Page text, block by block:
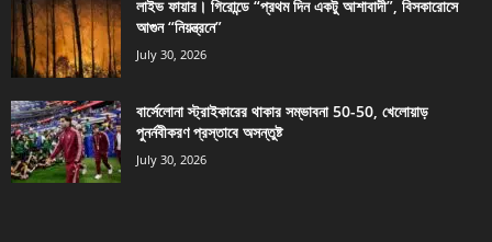
লাইভ ফায়ার। গিরোন্ডে “প্রথম দিন একটু আশাবাদী”, বিসকারোসে
আগুন “নিয়ন্ত্রনে”
July 30, 2026
বার্সেলোনা স্ট্রাইকারের থাকার সম্ভাবনা 50-50, খেলোয়াড়
পুনর্নবীকরণ প্রস্তাবে অসন্তুষ্ট
July 30, 2026